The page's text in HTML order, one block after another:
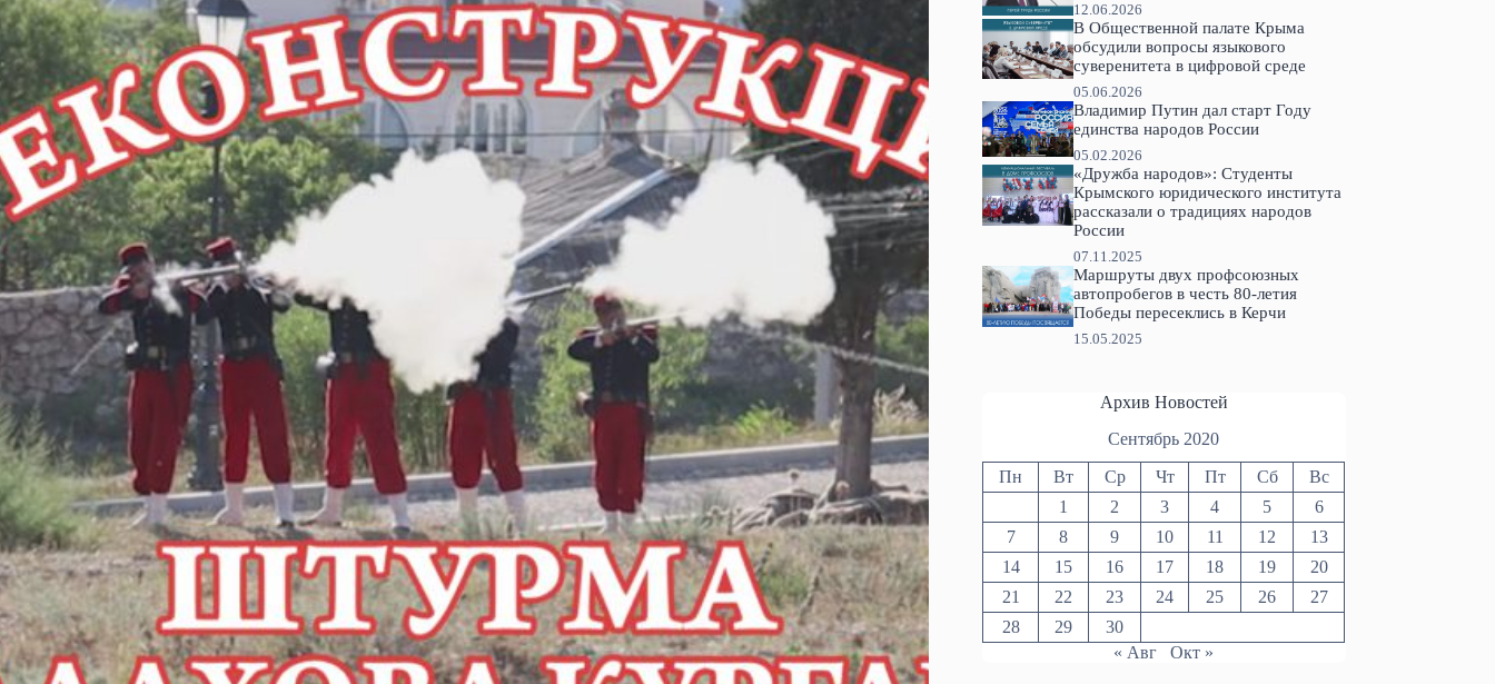
12.06.2026
В Общественной палате Крыма
обсудили вопросы языкового
суверенитета в цифровой среде
05.06.2026
Владимир Путин дал старт Году
единства народов России
05.02.2026
«Дружба народов»: Студенты
Крымского юридического института
рассказали о традициях народов
России
07.11.2025
Маршруты двух профсоюзных
автопробегов в честь 80-летия
Победы пересеклись в Керчи
15.05.2025
Архив Новостей
Сентябрь 2020
Пн Вт Ср Чт Пт Сб
Вс
1
2 3 4 5
6
7
8 9 10 11 12
13
14
15 16 17 18 19
20
21
22 23 24 25 26
27
28
29
30
« Авг
Окт »